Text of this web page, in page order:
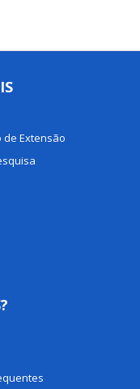
Extensão